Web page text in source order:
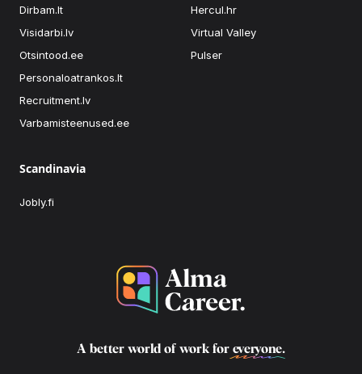
Dirbam.lt
Visidarbi.lv
Otsintood.ee
Personaloatrankos.lt
Recruitment.lv
Varbamisteenused.ee
Hercul.hr
Virtual Valley
Pulser
Scandinavia
Jobly.fi
A better world of work for everyone.